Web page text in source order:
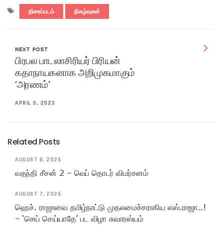
திரைப்படம் நிகழ்வுகள்
NEXT POST
பிரபல பாடலாசிரியர் பிரியன்
கதாநாயகனாக அறிமுகமாகும்
‘அரணம்’
APRIL 5, 2023
Related Posts
AUGUST 8, 2026
வதந்தி சீசன் 2 – வெப் தொடர் விமர்சனம்
AUGUST 7, 2026
ஹெச். ராஜாவை தமிழ்நாட்டு முதலமைச்சராகிய எஸ்.ராஜா..!
– ‘செய் செய்யாதே’ பட விழா சுவாரஸ்யம்